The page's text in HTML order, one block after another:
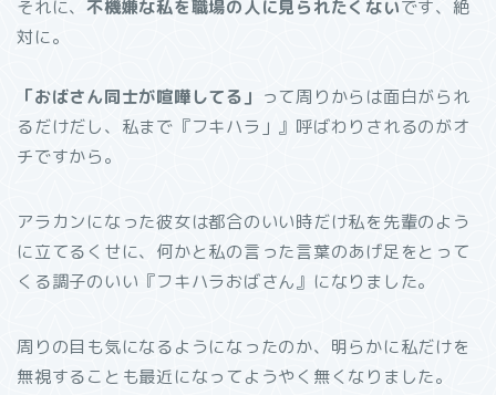
それに、不機嫌な私を職場の人に見られたくないです、絶
対に。
「おばさん同士が喧嘩してる」 って周りからは面白がられ
るだけだし、私まで『フキハラ」』呼ばわりされるのがオ
チですから。
アラカンになった彼女は都合のいい時だけ私を先輩のよう
に立てるくせに、何かと私の言った言葉のあげ足をとって
くる調子のいい『フキハラおばさん』になりました。
周りの目も気になるようになったのか、明らかに私だけを
無視することも最近になってようやく無くなりました。